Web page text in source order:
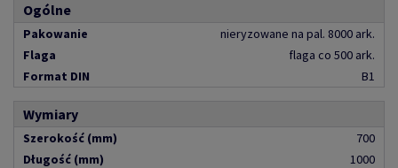
Ogólne
Pakowanie
nieryzowane na pal. 8000 ark.
Flaga
flaga co 500 ark.
Format DIN
B1
Wymiary
Szerokość (mm)
700
Długość (mm)
1000